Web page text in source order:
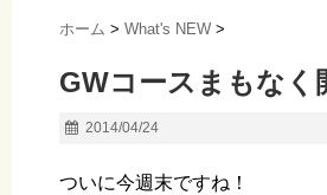
ホーム > What's NEW >
GWコースまもなく
2014/04/24
ついに今週末ですね！